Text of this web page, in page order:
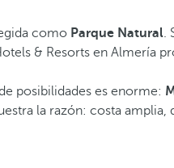
como Parque Natural.
& Resorts en Almería
posibilidades es enorme:
la razón: costa